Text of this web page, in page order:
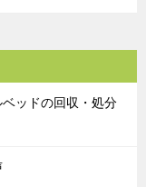
ベッドの回収・処分